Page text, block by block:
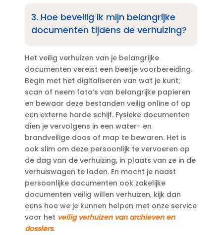
3.​ Hoe beveilig ik mijn belangrijke
documenten tijdens de verhuizing?
Het veilig verhuizen van je belangrijke
documenten vereist een beetje voorbereiding.​
Begin met het digitaliseren van wat je kunt;
scan of neem foto’s van belangrijke papieren
en bewaar deze bestanden veilig online of op
een externe harde schijf.​ Fysieke documenten
dien je vervolgens in een water- en
brandveilige doos of map te bewaren.​ Het is
ook slim om deze persoonlijk te vervoeren op
de dag van de verhuizing, in plaats van ze in de
verhuiswagen te laden.​ En mocht je naast
persoonlijke documenten ook zakelijke
documenten veilig willen verhuizen, kijk dan
eens hoe we je kunnen helpen met onze service
voor het veilig verhuizen van archieven en
dossiers.​